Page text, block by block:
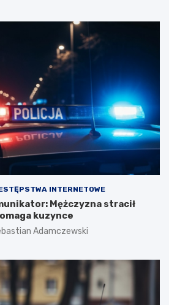
INTERNETOWE
Mężczyzna stracił
kuzynce
Adamczewski